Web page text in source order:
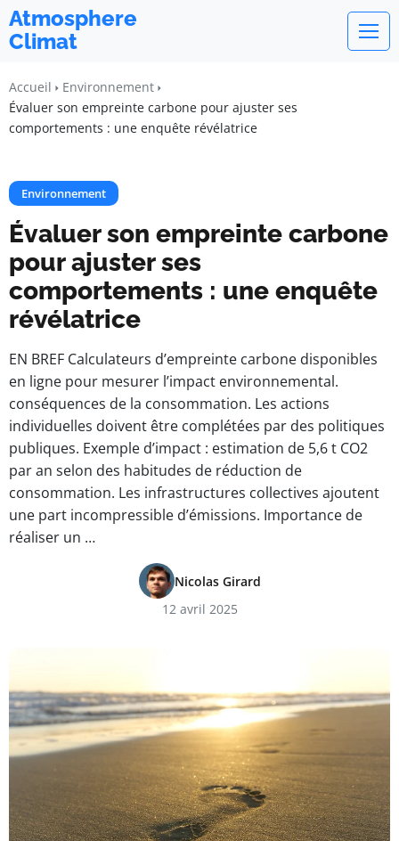
Atmosphere
Climat
Accueil
Environnement
Évaluer son empreinte carbone pour ajuster ses
comportements : une enquête révélatrice
Environnement
Évaluer son empreinte carbone
pour ajuster ses
comportements : une enquête
révélatrice
EN BREF Calculateurs d’empreinte carbone disponibles
en ligne pour mesurer l’impact environnemental.
conséquences de la consommation. Les actions
individuelles doivent être complétées par des politiques
publiques. Exemple d’impact : estimation de 5,6 t CO2
par an selon des habitudes de réduction de
consommation. Les infrastructures collectives ajoutent
une part incompressible d’émissions. Importance de
réaliser un …
Nicolas Girard
12 avril 2025